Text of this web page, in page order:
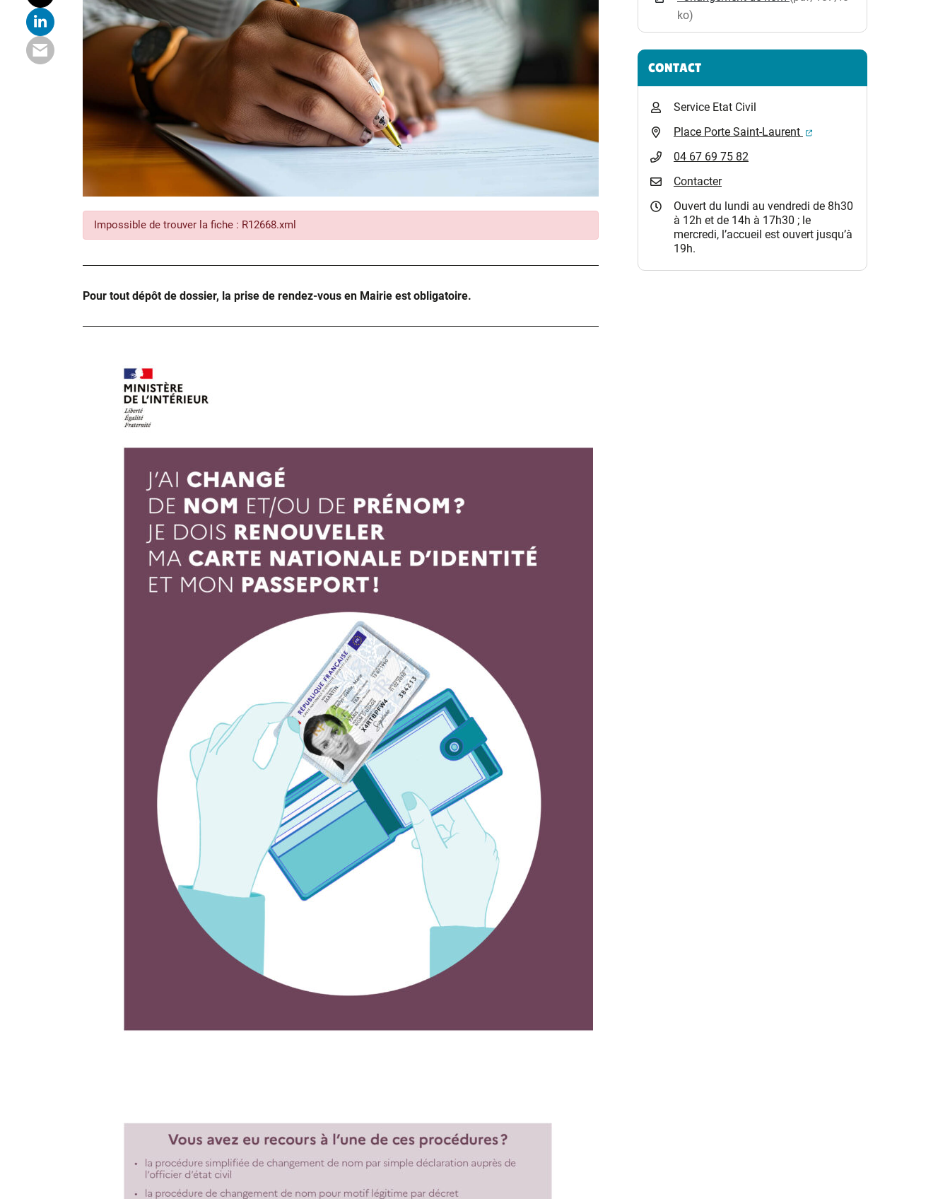
Impossible de trouver la fiche : R12668.xml
Pour tout dépôt de dossier, la prise de rendez-vous en Mairie est obligatoire.
ko)
CONTACT
Service Etat Civil
Place Porte Saint-Laurent
(ouverture dans un nouvel
04 67 69 75 82
Contacter
Ouvert du lundi au vendredi de 8h30
à 12h et de 14h à 17h30 ; le
mercredi, l’accueil est ouvert jusqu’à
19h.